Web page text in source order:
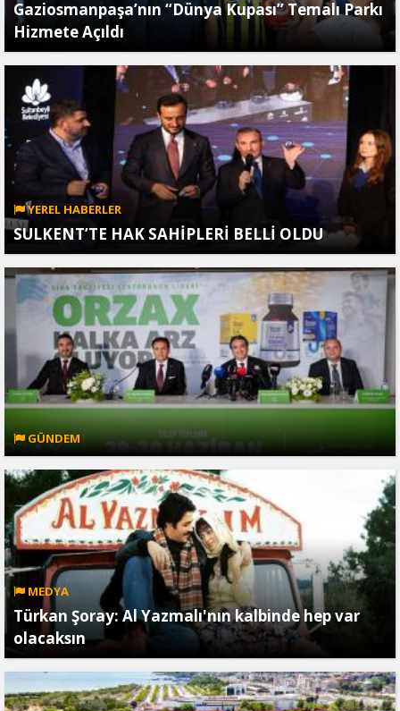
Gaziosmanpaşa’nın “Dünya Kupası” Temalı Parkı
Hizmete Açıldı
YEREL HABERLER
SULKENT’TE HAK SAHİPLERİ BELLİ OLDU
GÜNDEM
MEDYA
Türkan Şoray: Al Yazmalı'nın kalbinde hep var
olacaksın